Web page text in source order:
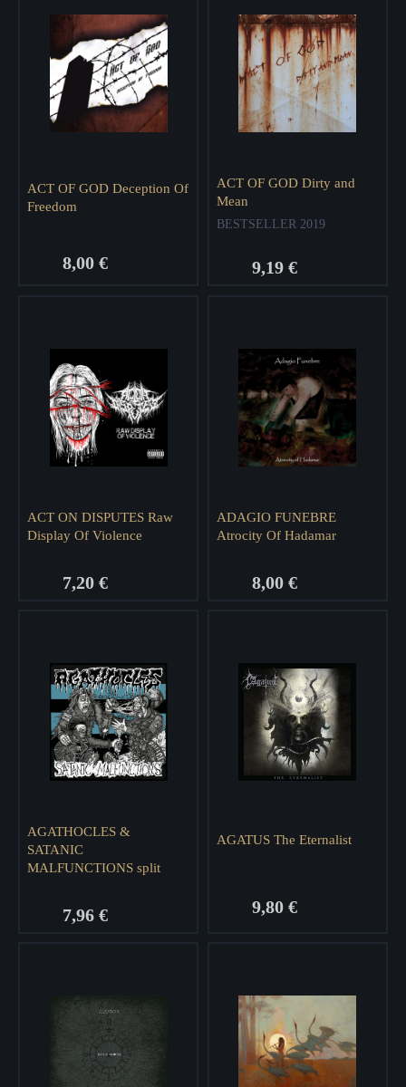
ACT OF GOD Deception Of
Freedom
8,00 €
ACT OF GOD Dirty and
Mean
BESTSELLER 2019
9,19 €
ACT ON DISPUTES Raw
Display Of Violence
7,20 €
ADAGIO FUNEBRE
Atrocity Of Hadamar
8,00 €
AGATHOCLES &
SATANIC
MALFUNCTIONS split
7,96 €
AGATUS The Eternalist
9,80 €